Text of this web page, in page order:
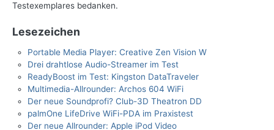
Testexemplares bedanken.
Lesezeichen
Portable Media Player: Creative Zen Vision W
Drei drahtlose Audio-Streamer im Test
ReadyBoost im Test: Kingston DataTraveler
Multimedia-Allrounder: Archos 604 WiFi
Der neue Soundprofi? Club-3D Theatron DD
palmOne LifeDrive WiFi-PDA im Praxistest
Der neue Allrounder: Apple iPod Video